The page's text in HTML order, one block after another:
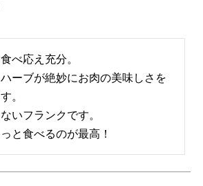
べ応え充分。
ーブが絶妙にお肉の美味しさを
。
いフランクです。
と食べるのが最高！